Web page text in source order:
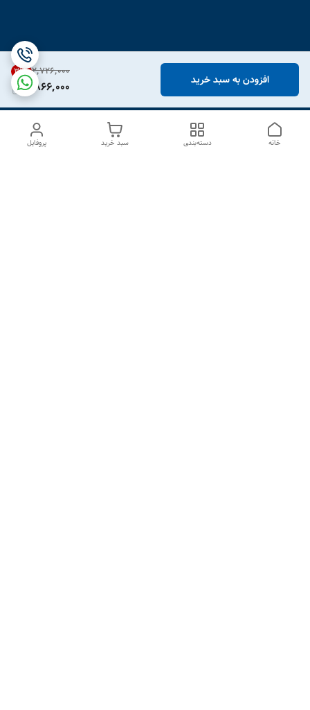
۲٬۷۲۶٬۰۰۰ 31%
1,866,000 افزودن به سبد خرید
پروفایل سبد خرید دسته‌بندی خانه